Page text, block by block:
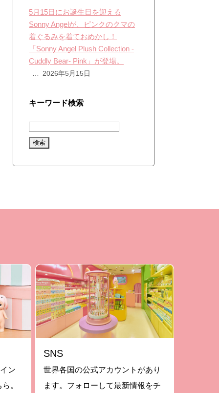
5月15日にお誕生日を迎える
Sonny Angelが、ピンクのクマの
着ぐるみを着ておめかし！
「Sonny Angel Plush Collection -
Cuddly Bear- Pink」が登場。
2026年5月15日
キーワード検索
ン
。
SNS
世界各国の公式アカウントがあり
ます。フォローして最新情報をチ